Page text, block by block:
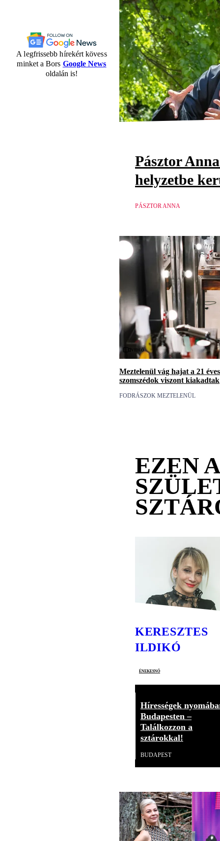
A legfrissebb hírekért kövess
minket a Bors Google News
oldalán is!
Pásztor
helyzetbe
PÁSZTOR ANNA
Videó
Meztelenül vág hajat a 21
szomszédok viszont kiakadtak
FODRÁSZOK MEZTELENÜL
EZEN
KERESZTES
ILDIKÓ
énekesnő
Hírességek
Budapesten –
Találkozzon a
sztárokkal!
BUDAPEST